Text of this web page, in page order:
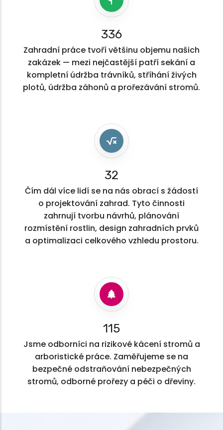
381
Zahradní práce tvoří většinu objemu našich
zakázek — mezi nejčastější patří sekání a
kompletní údržba trávníků, stříhání živých
plotů, údržba záhonů a prořezávání stromů.
37
Čím dál více lidí se na nás obrací s žádostí
o projektování zahrad. Tyto činnosti
zahrnují tvorbu návrhů, plánování
rozmístění rostlin, design zahradních prvků
a optimalizaci celkového vzhledu prostoru.
131
Jsme odborníci na rizikové kácení stromů a
arboristické práce. Zaměřujeme se na
bezpečné odstraňování nebezpečných
stromů, odborné prořezy a péči o dřeviny.